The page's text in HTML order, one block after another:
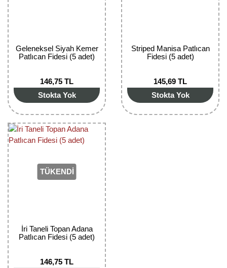
Geleneksel Siyah Kemer
Patlıcan Fidesi (5 adet)
146,75 TL
Stokta Yok
Striped Manisa Patlıcan
Fidesi (5 adet)
145,69 TL
Stokta Yok
TÜKENDİ
İri Taneli Topan Adana
Patlıcan Fidesi (5 adet)
146,75 TL